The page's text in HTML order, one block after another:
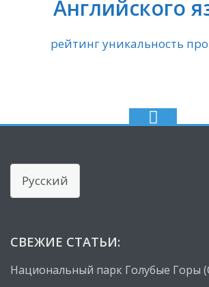
Английского
рейтинг уникальность
Choose
a
СВЕЖИЕ СТАТЬИ:
Национальный парк Голубые Горы